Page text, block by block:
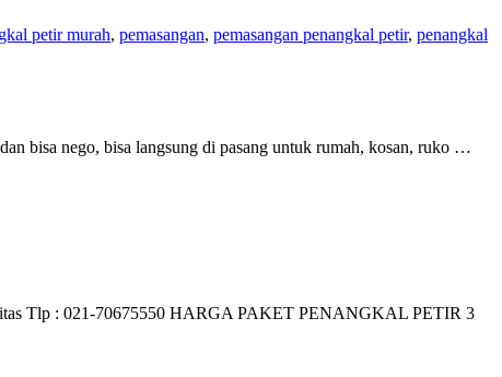
petir murah, pemasangan, pemasangan penangkal petir, penangkal
bisa nego, bisa langsung di pasang untuk rumah, kosan, ruko …
Tlp : 021-70675550 HARGA PAKET PENANGKAL PETIR 3